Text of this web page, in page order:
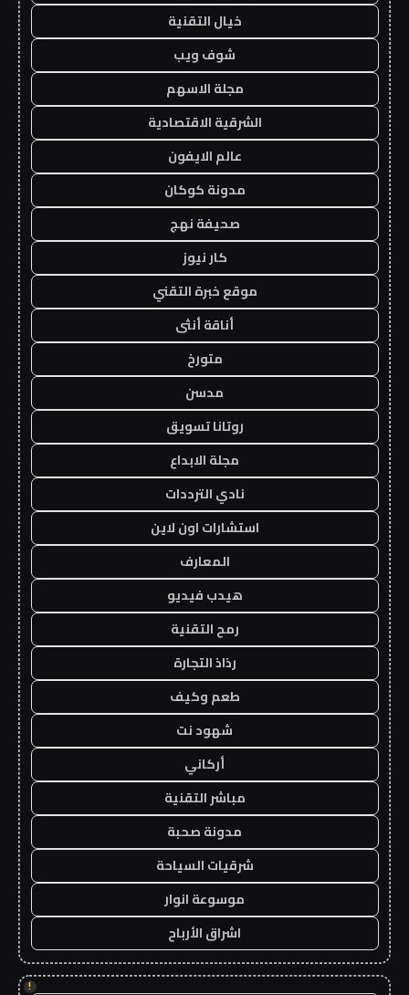
خيال التقنية
شوف ويب
مجلة الاسهم
الشرقية الاقتصادية
عالم الايفون
مدونة كوكان
صحيفة نهج
كار نيوز
موقع خبرة التقني
أناقة أنثى
متورخ
مدسن
روتانا تسويق
مجلة الابداع
نادي الترددات
استشارات اون لاين
المعارف
هيدب فيديو
رمح التقنية
رذاذ التجارة
طعم وكيف
شهود نت
أركاني
مباشر التقنية
مدونة صحبة
شرقيات السياحة
موسوعة انوار
اشراق الأرباح
!